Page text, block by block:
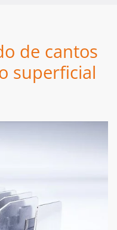
de cantos
superficial